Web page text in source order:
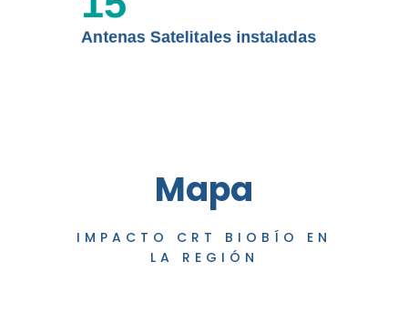
Antenas Satelitales instaladas
Mapa
IMPACTO CRT BIOBÍO EN
LA REGIÓN